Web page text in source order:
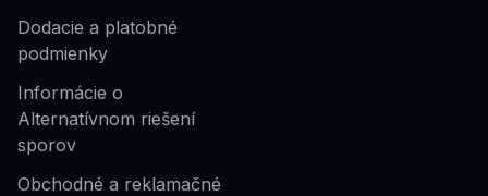
Dodacie a platobné
podmienky
Informácie o
Alternatívnom riešení
sporov
Obchodné a reklamačné